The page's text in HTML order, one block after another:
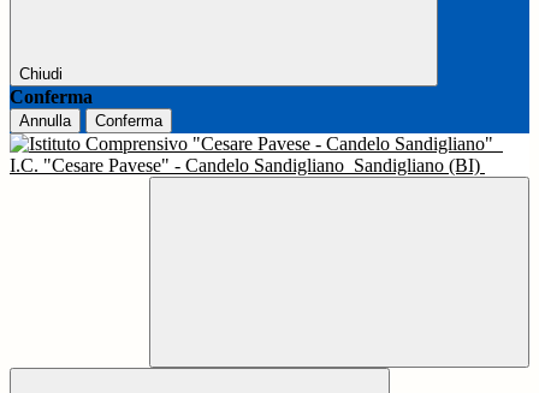
Chiudi
Conferma
Annulla Conferma
I.C. "Cesare Pavese" - Candelo Sandigliano Sandigliano (BI)